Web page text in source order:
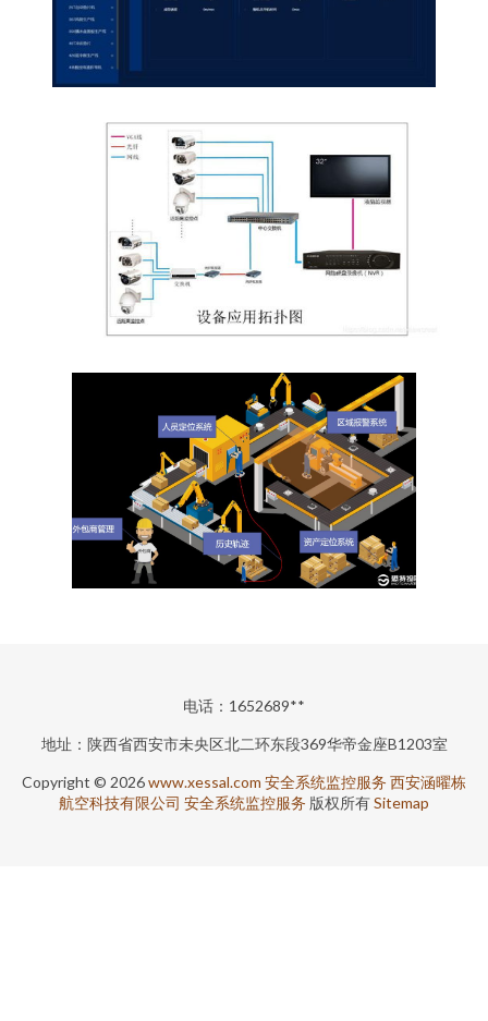
电话：1652689**
地址：陕西省西安市未央区北二环东段369华帝金座B1203室
Copyright © 2026www.xessal.com 安全系统监控服务 西安涵曜栋
航空科技有限公司 安全系统监控服务 版权所有Sitemap